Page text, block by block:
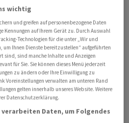
gegen Mittag um 0,69 Prozent
MDax mit den mittelgrossen
um 0,52 Prozent auf 32.907
Leitindex EuroStoxx 50
oben.
Donnerstag auch hierzulande
jüngsten, vom KI-Sektor
Aktien etwa verloren am
Sie sind mit einem Plus
wichtig
und greifen auf personenbezogene Daten
Kennungen auf Ihrem Gerät zu. Durch Auswahl
Technologien für die unter „Wir und
um Ihnen Dienste bereitzustellen“ aufgeführten
sind, sind manche Inhalte und Anzeigen
für Sie. Sie können dieses Menü jederzeit
zu ändern oder Ihre Einwilligung zu
Voreinstellungen verwalten am unteren Rand
gelten innerhalb unseres Website. Weitere
Datenschutzerklärung.
Daten, um Folgendes